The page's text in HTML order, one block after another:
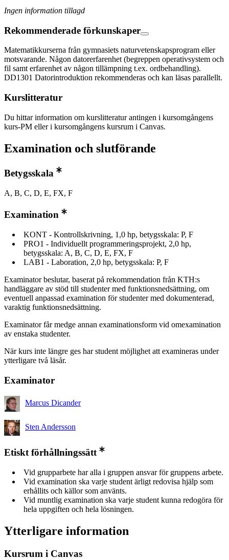
Ingen information tillagd
Rekommenderade förkunskaper
Matematikkurserna från gymnasiets naturvetenskapsprogram eller
motsvarande. Någon datorerfarenhet (begreppen operativsystem och
fil samt erfarenhet av någon tillämpning t.ex. ordbehandling).
DD1301 Datorintroduktion rekommenderas och kan läsas parallellt.
Kurslitteratur
Du hittar information om kurslitteratur antingen i kursomgångens
kurs-PM eller i kursomgångens kursrum i Canvas.
Examination och slutförande
Betygsskala
A, B, C, D, E, FX, F
Examination
KONT - Kontrollskrivning, 1,0 hp, betygsskala: P, F
PRO1 - Individuellt programmeringsprojekt, 2,0 hp,
betygsskala: A, B, C, D, E, FX, F
LAB1 - Laboration, 2,0 hp, betygsskala: P, F
Examinator beslutar, baserat på rekommendation från KTH:s
handläggare av stöd till studenter med funktionsnedsättning, om
eventuell anpassad examination för studenter med dokumenterad,
varaktig funktionsnedsättning.
Examinator får medge annan examinationsform vid omexamination
av enstaka studenter.
När kurs inte längre ges har student möjlighet att examineras under
ytterligare två läsår.
Examinator
Marcus Dicander
Sten Andersson
Etiskt förhållningssätt
Vid grupparbete har alla i gruppen ansvar för gruppens arbete.
Vid examination ska varje student ärligt redovisa hjälp som
erhållits och källor som använts.
Vid muntlig examination ska varje student kunna redogöra för
hela uppgiften och hela lösningen.
Ytterligare information
Kursrum i Canvas